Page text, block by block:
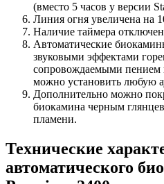
(вместо 5 часов у версии
Линия огня увеличена на
Наличие таймера
Автоматические
звуковыми эффектами
сопровождаемыми пением
можно установить любую
Дополнительно можно
биокамина черным
пламени.
Технические
автоматического